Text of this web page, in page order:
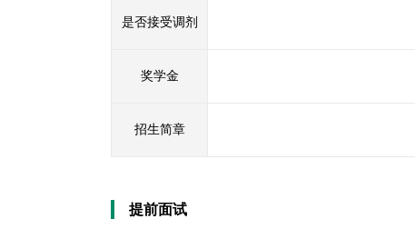
是否接受调剂
奖学金
招生简章
提前面试